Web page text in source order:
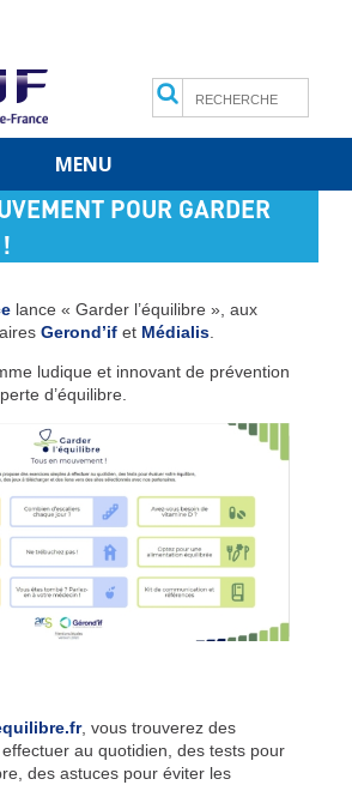
Search
MENU
Skip
to POUR GARDER
lance « Garder l’équilibre », aux
Gerond’if et Médialis
ludique et innovant de prévention
d’équilibre.
, vous trouverez des
au quotidien, des tests pour
des astuces pour éviter les